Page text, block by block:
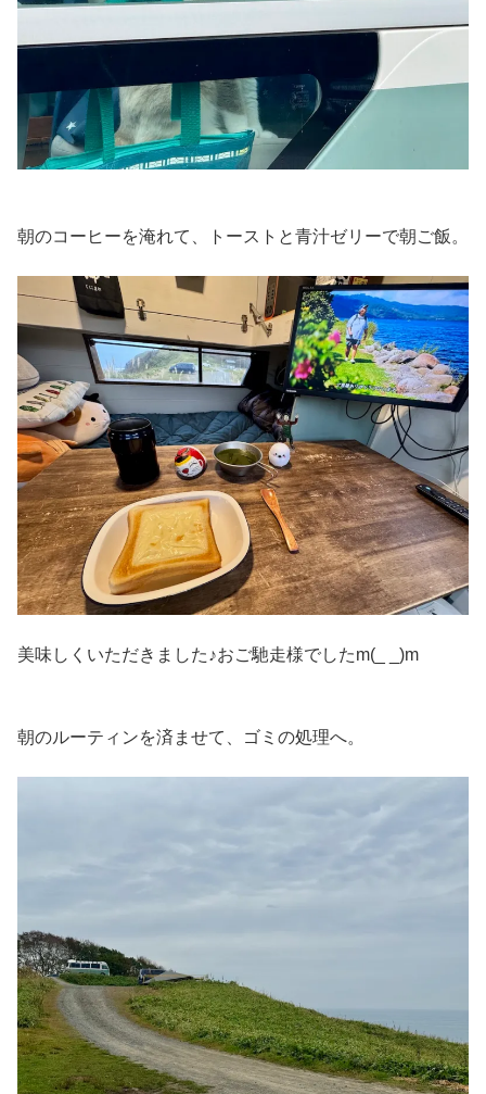
朝のコーヒーを淹れて、トーストと青汁ゼリーで朝ご飯。
美味しくいただきました♪おご馳走様でしたm(_ _)m
朝のルーティンを済ませて、ゴミの処理へ。